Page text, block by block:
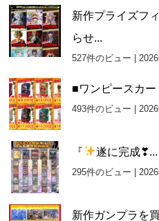
新作プライズフ
らせ...
527件のビュー
■ワンピースカ
493件のビュー
『 遂に完成❣...
295件のビュー
新作ガンプラを